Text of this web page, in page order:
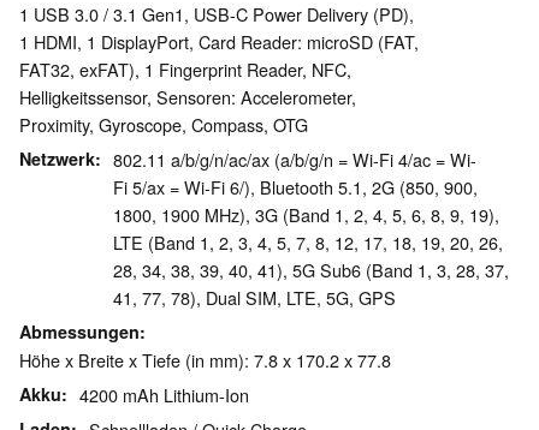
1 USB 3.0 / 3.1 Gen1, USB-C Power Delivery (PD),
1 HDMI, 1 DisplayPort, Card Reader: microSD (FAT,
FAT32, exFAT), 1 Fingerprint Reader, NFC,
Helligkeitssensor, Sensoren: Accelerometer,
Proximity, Gyroscope, Compass, OTG
Netzwerk
802.11 a/b/g/n/ac/ax (a/b/g/n = Wi-Fi 4/ac = Wi-
Fi 5/ax = Wi-Fi 6/), Bluetooth 5.1, 2G (850, 900,
1800, 1900 MHz), 3G (Band 1, 2, 4, 5, 6, 8, 9, 19),
LTE (Band 1, 2, 3, 4, 5, 7, 8, 12, 17, 18, 19, 20, 26,
28, 34, 38, 39, 40, 41), 5G Sub6 (Band 1, 3, 28, 37,
41, 77, 78), Dual SIM, LTE, 5G, GPS
Abmessungen
Höhe x Breite x Tiefe (in mm): 7.8 x 170.2 x 77.8
Akku 4200 mAh Lithium-Ion